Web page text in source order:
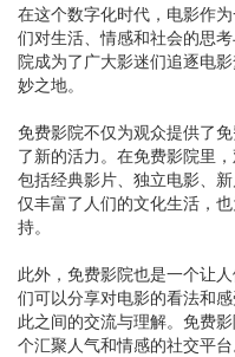
在这个数字化时代，电影作
们对生活、情感和社会的思
院成为了广大影迷们追逐电
妙之地。
免费影院不仅为观众提供了
了新的活力。在免费影院里
包括经典影片、独立电影、
仅丰富了人们的文化生活，
持。
此外，免费影院也是一个让
们可以分享对电影的看法和
此之间的交流与理解。免费
个汇聚人气和情感的社交平台